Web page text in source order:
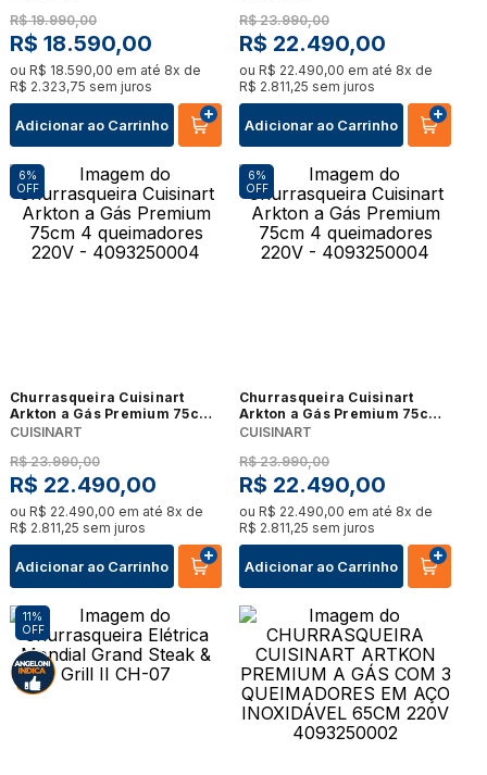
R$ 19.990,00
R$ 18.590,00
ou R$ 18.590,00 em até 8x de
R$ 2.323,75 sem juros
Adicionar ao Carrinho
R$ 23.990,00
R$ 22.490,00
ou R$ 22.490,00 em até 8x de
R$ 2.811,25 sem juros
Adicionar ao Carrinho
6%
OFF
Churrasqueira Cuisinart
Arkton a Gás Premium 75cm
4 queimadores 220V -
CUISINART
R$ 23.990,00
R$ 22.490,00
ou R$ 22.490,00 em até 8x de
R$ 2.811,25 sem juros
Adicionar ao Carrinho
6%
OFF
Churrasqueira Cuisinart
Arkton a Gás Premium 75cm
4 queimadores 220V -
CUISINART
R$ 23.990,00
R$ 22.490,00
ou R$ 22.490,00 em até 8x de
R$ 2.811,25 sem juros
Adicionar ao Carrinho
11%
OFF